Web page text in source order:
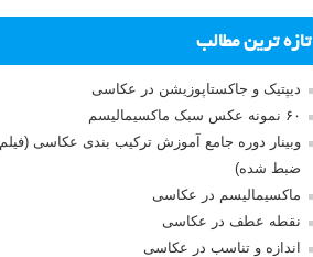
تازه ترین مطالب
دیپتیک و جاکستا‌پوزیشن در عکاسی
۶۰ نمونه عکس سبک ماکسیمالیسم
وبینار دوره جامع آموزش ترکیب بندی عکاسی (فیلم
ضبط شده)
ماکسیمالیسم در عکاسی
نقطه عطف در عکاسی
اندازه و تناسب در عکاسی